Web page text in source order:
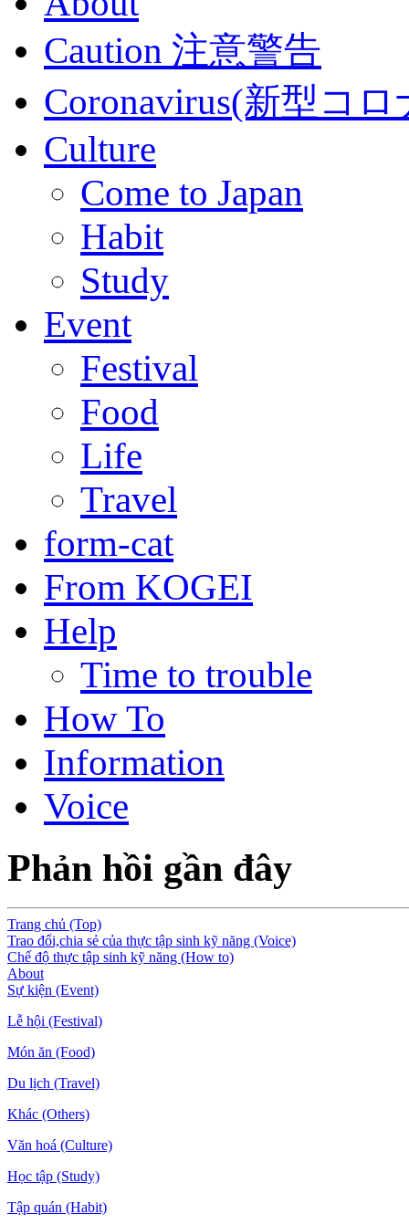
Caution 注意警告
Coronavirus(新型コ
Culture
Come to Japan
Habit
Study
Event
Festival
Food
Life
Travel
form-cat
From KOGEI
Help
Time to trouble
How To
Information
Voice
Phản hồi gần đây
Trang chủ (Top)
Trao đổi,chia sẻ của thực tập sinh kỹ năng (Voice)
Chế độ thực tập sinh kỹ năng (How to)
About
Sự kiện (Event)
Lễ hội (Festival)
Món ăn (Food)
Du lịch (Travel)
Khác (Others)
Văn hoá (Culture)
Học tập (Study)
Tập quán (Habit)